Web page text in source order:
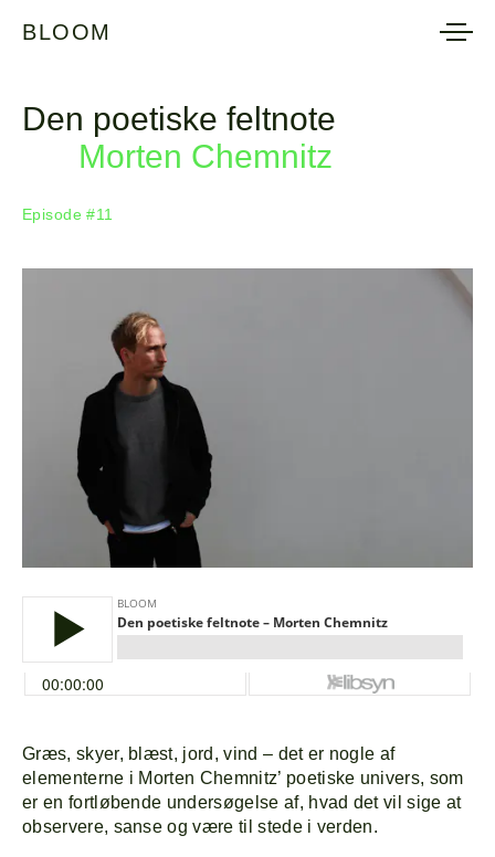
BLOOM
Den poetiske feltnote
Morten Chemnitz
Episode #11
Græs, skyer, blæst, jord, vind – det er nogle af
elementerne i Morten Chemnitz’ poetiske univers, som
er en fortløbende undersøgelse af, hvad det vil sige at
observere, sanse og være til stede i verden.